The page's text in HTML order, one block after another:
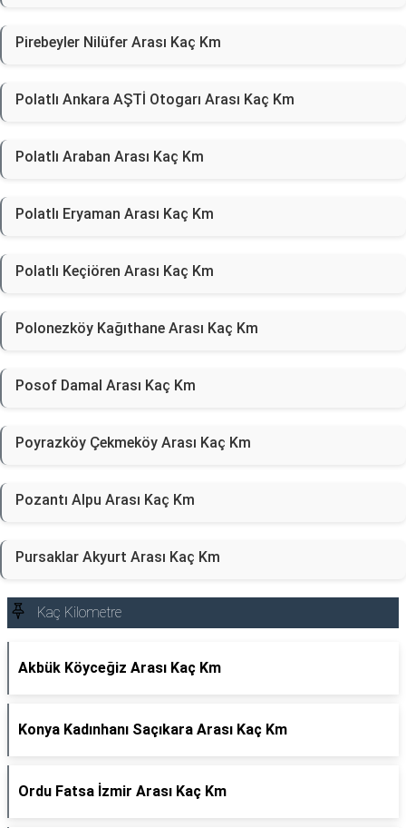
Pirebeyler Nilüfer Arası Kaç Km
Polatlı Ankara AŞTİ Otogarı Arası Kaç Km
Polatlı Araban Arası Kaç Km
Polatlı Eryaman Arası Kaç Km
Polatlı Keçiören Arası Kaç Km
Polonezköy Kağıthane Arası Kaç Km
Posof Damal Arası Kaç Km
Poyrazköy Çekmeköy Arası Kaç Km
Pozantı Alpu Arası Kaç Km
Pursaklar Akyurt Arası Kaç Km
Kaç Kilometre
Akbük Köyceğiz Arası Kaç Km
Konya Kadınhanı Saçıkara Arası Kaç Km
Ordu Fatsa İzmir Arası Kaç Km